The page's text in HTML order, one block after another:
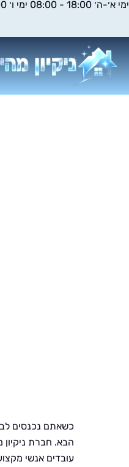
דילוג
ימי א׳-ה׳ 18:00 - 08:00 ימי ו׳ 14:00 - 08:00 שבת וחגים: סגור
כשאתם נכנסים
הבא. חברת ניקיון
עובדים אנשי